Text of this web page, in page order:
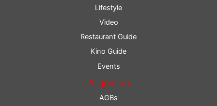
Lifestyle
Video
Restaurant Guide
Kino Guide
Events
Allgemein
AGBs